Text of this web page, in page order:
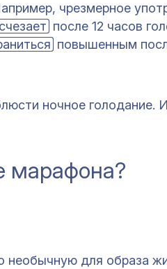
чрезмерное
после 12 часов
повышенным
ночное голодание.
марафона?
необычную для образа